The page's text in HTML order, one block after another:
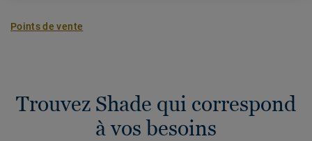
Points de vente
Trouvez Shade qui correspond
à vos besoins